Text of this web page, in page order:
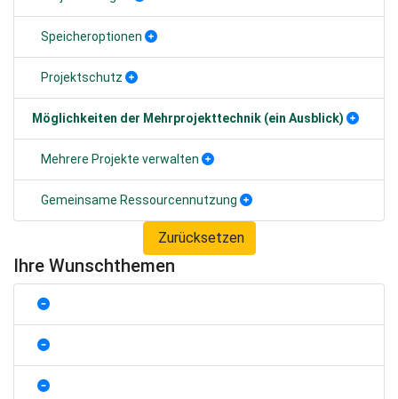
Speicheroptionen
Projektschutz
Möglichkeiten der Mehrprojekttechnik (ein Ausblick)
Mehrere Projekte verwalten
Gemeinsame Ressourcennutzung
Zurücksetzen
Ihre Wunschthemen